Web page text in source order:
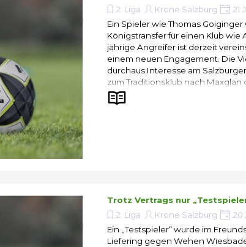
2. Liga
Krone Salzburg
21
Ein Spieler wie Thomas
Königstransfer für einen Klub wie
jährige Angreifer ist derzeit
einem neuen Engagement. Die
durchaus Interesse am
zum Traditionsklub nach
Trotz Vertrags nur
2. Liga
Krone Salzburg
20
Ein „Testspieler“ wurde im
Liefering gegen Wehen